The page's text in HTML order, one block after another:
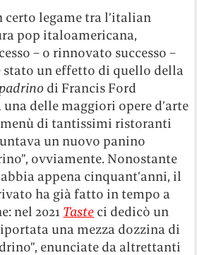
certo legame tra l’italian
pop italoamericana,
– o rinnovato successo –
stato un effetto di quello della
di Francis Ford
delle maggiori opere d’arte
di tantissimi ristoranti
un nuovo panino
ovviamente. Nonostante
appena cinquant’anni, il
ha già fatto in tempo a
nel 2021 Taste ci dedicò un
una mezza dozzina di
enunciate da altrettanti